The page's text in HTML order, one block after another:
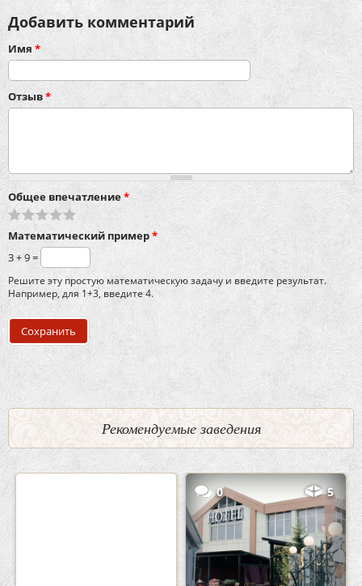
Добавить комментарий
Имя *
Отзыв*
Общее впечатление*
Математический пример*
3 + 9 =
Решите эту простую математическую задачу и введите результат.
Например, для 1+3, введите 4.
Рекомендуемые заведения
0 5